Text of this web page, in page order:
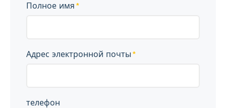
Полное имя
Адрес электронной почты
телефон